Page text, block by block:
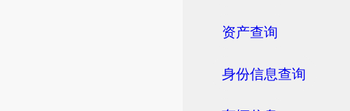
资产查询
身份信息查询